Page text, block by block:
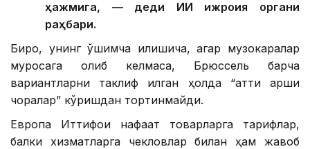
ҳажмига, — деди ИИ ижроия органи
раҳбари.
Бироқ, унинг қўшимча қилишича, агар музокаралар
муросага олиб келмаса, Брюссель барча
вариантларни таклиф қилган ҳолда “қаттиқ қарши
чоралар” кўришдан тортинмайди.
Европа Иттифоқи нафақат товарларга тарифлар,
балки хизматларга чекловлар билан ҳам жавоб